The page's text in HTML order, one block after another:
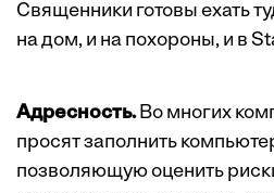
Священники готовы ехать
на дом, и на похороны, и в
Адресность.Во многих
просят заполнить
позволяющую оценить